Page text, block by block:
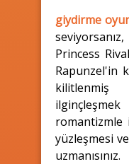
giydirme
Princess
Rapunzel'in
yüzleşmesi
uzmanısınız.